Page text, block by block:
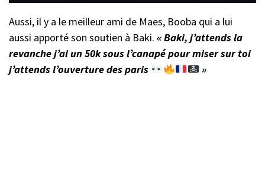
Aussi, il y a le meilleur ami de Maes, Booba qui a lui
aussi apporté son soutien à Baki. « Baki, j’attends la
revanche j’ai un 50k sous l’canapé pour miser sur toi
j’attends l’ouverture des paris
»